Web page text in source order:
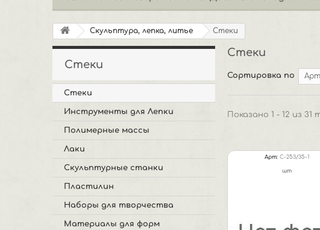
Скульптура, лепка, литье Стеки
Стеки
Стеки
Инструменты для Лепки
Полимерные массы
Лаки
Скульптурные станки
Пластилин
Наборы для творчества
Материалы для форм
Стеки
Сортировка по
Показано 1 - 12 из 31
Арт: C-253/35-1
шт